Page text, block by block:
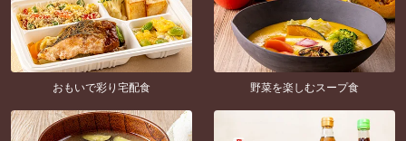
おもいで彩り宅配食 野菜を楽しむスープ食